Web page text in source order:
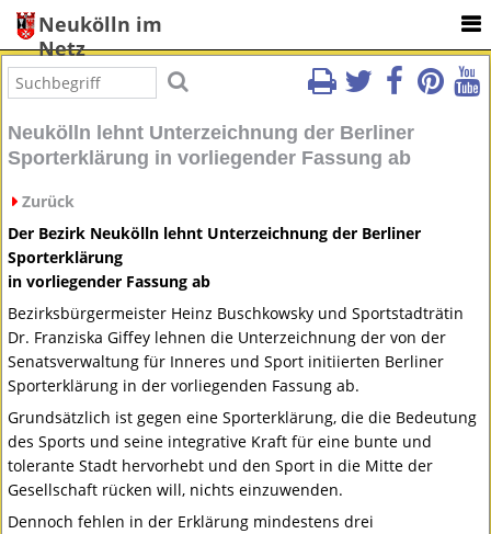
Neukölln im
Netz
Neukölln lehnt Unterzeichnung der Berliner
Sporterklärung in vorliegender Fassung ab
Zurück
Der Bezirk Neukölln lehnt Unterzeichnung der Berliner
Sporterklärung
in vorliegender Fassung ab
Bezirksbürgermeister Heinz Buschkowsky und Sportstadträtin
Dr. Franziska Giffey lehnen die Unterzeichnung der von der
Senatsverwaltung für Inneres und Sport initiierten Berliner
Sporterklärung in der vorliegenden Fassung ab.
Grundsätzlich ist gegen eine Sporterklärung, die die Bedeutung
des Sports und seine integrative Kraft für eine bunte und
tolerante Stadt hervorhebt und den Sport in die Mitte der
Gesellschaft rücken will, nichts einzuwenden.
Dennoch fehlen in der Erklärung mindestens drei